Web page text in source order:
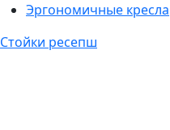
Эргономичные кресла
Стойки ресепш